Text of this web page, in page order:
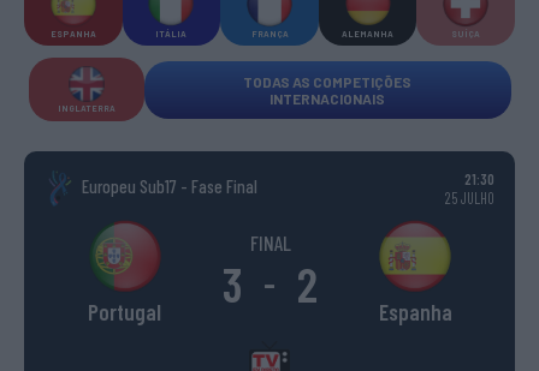
ESPANHA ITÁLIA FRANÇA ALEMANHA SUÍÇA
INGLATERRA
TODAS AS COMPETIÇÕES
INTERNACIONAIS
Europeu Sub17 - Fase Final
21:30
25 JULHO
Portugal
FINAL
3 - 2 Espanha